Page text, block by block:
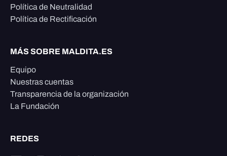
Política de Neutralidad
Política de Rectificación
MÁS SOBRE MALDITA.ES
Equipo
Nuestras cuentas
Transparencia de la organización
La Fundación
REDES